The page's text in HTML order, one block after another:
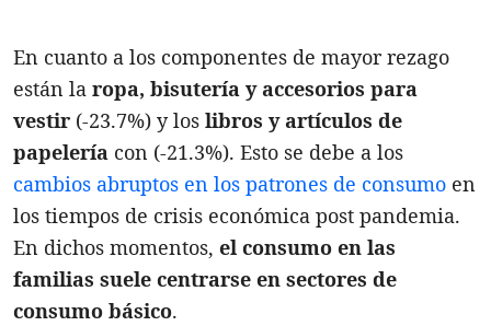
En cuanto a los componentes de mayor rezago
están la ropa, bisutería y accesorios para
vestir (-23.7%) y los libros y artículos de
papelería con (-21.3%). Esto se debe a los
cambios abruptos en los patrones de consumo en
los tiempos de crisis económica post pandemia.
En dichos momentos, el consumo en las
familias suele centrarse en sectores de
consumo básico.